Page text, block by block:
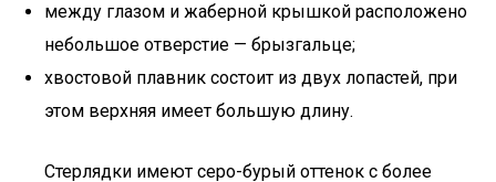
между глазом и жаберной крышкой расположено
небольшое отверстие — брызгальце;
хвостовой плавник состоит из двух лопастей, при
этом верхняя имеет большую длину.
Стерлядки имеют серо-бурый оттенок с более